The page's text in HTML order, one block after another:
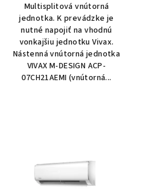
Multisplitová vnútorná
jednotka. K prevádzke je
nutné napojiť na vhodnú
vonkajšiu jednotku Vivax.
Nástenná vnútorná jednotka
VIVAX M-DESIGN ACP-
07CH21AEMI (vnútorná...